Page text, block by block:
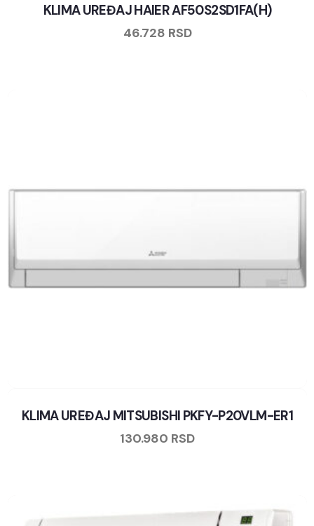
KLIMA UREĐAJ HAIER AF50S2SD1FA(H)
46.728 RSD
KLIMA UREĐAJ MITSUBISHI PKFY-P20VLM-ER1
130.980 RSD